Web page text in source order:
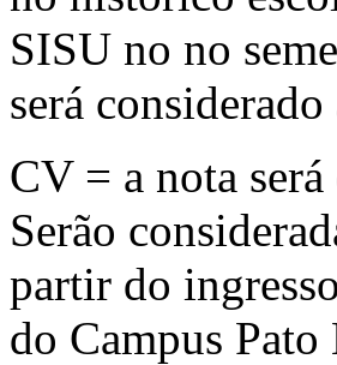
SISU no no
será
CV = a nota
Serão
partir do
do Campus Pato